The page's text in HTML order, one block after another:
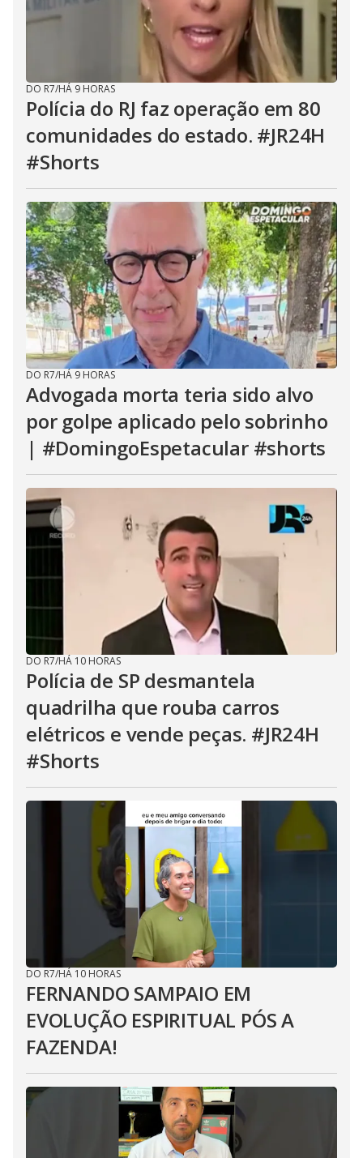
DO R7/HÁ 9 HORAS
Polícia do RJ faz operação em 80
comunidades do estado. #JR24H
#Shorts
DO R7/HÁ 9 HORAS
Advogada morta teria sido alvo
por golpe aplicado pelo sobrinho
| #DomingoEspetacular #shorts
DO R7/HÁ 10 HORAS
Polícia de SP desmantela
quadrilha que rouba carros
elétricos e vende peças. #JR24H
#Shorts
DO R7/HÁ 10 HORAS
FERNANDO SAMPAIO EM
EVOLUÇÃO ESPIRITUAL PÓS A
FAZENDA!